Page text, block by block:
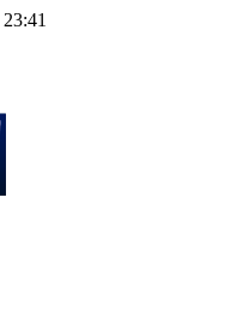
23:41